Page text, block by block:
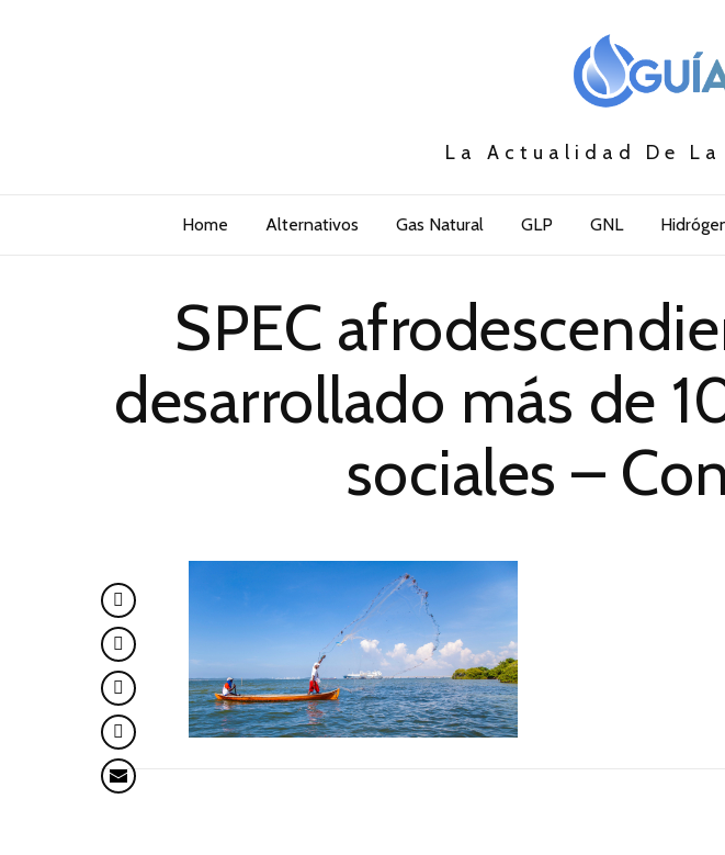
La Actualidad De
Home Alternativos Gas Natural GLP GNL
SPEC
desarrollado más de
sociales –